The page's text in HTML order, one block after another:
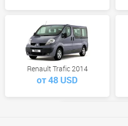
Renault Trafic 2014
от 48 USD